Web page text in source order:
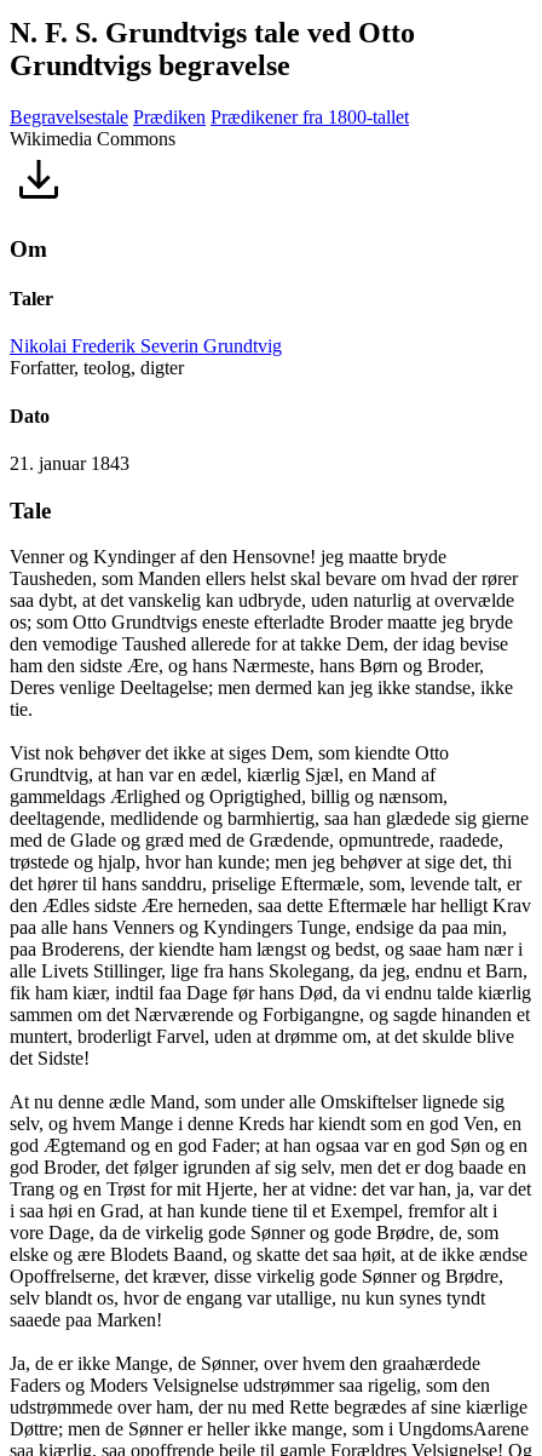
N. F. S. Grundtvigs tale ved Otto
Grundtvigs begravelse
Begravelsestale Prædiken Prædikener fra 1800-tallet
Wikimedia Commons
Om
Taler
Nikolai Frederik Severin Grundtvig
Forfatter, teolog, digter
Dato
21. januar 1843
Tale
Venner og Kyndinger af den Hensovne! jeg maatte bryde
Tausheden, som Manden ellers helst skal bevare om hvad der rører
saa dybt, at det vanskelig kan udbryde, uden naturlig at overvælde
os; som Otto Grundtvigs eneste efterladte Broder maatte jeg bryde
den vemodige Taushed allerede for at takke Dem, der idag bevise
ham den sidste Ære, og hans Nærmeste, hans Børn og Broder,
Deres venlige Deeltagelse; men dermed kan jeg ikke standse, ikke
tie.
Vist nok behøver det ikke at siges Dem, som kiendte Otto
Grundtvig, at han var en ædel, kiærlig Sjæl, en Mand af
gammeldags Ærlighed og Oprigtighed, billig og nænsom,
deeltagende, medlidende og barmhiertig, saa han glædede sig gierne
med de Glade og græd med de Grædende, opmuntrede, raadede,
trøstede og hjalp, hvor han kunde; men jeg behøver at sige det, thi
det hører til hans sanddru, priselige Eftermæle, som, levende talt, er
den Ædles sidste Ære herneden, saa dette Eftermæle har helligt Krav
paa alle hans Venners og Kyndingers Tunge, endsige da paa min,
paa Broderens, der kiendte ham længst og bedst, og saae ham nær i
alle Livets Stillinger, lige fra hans Skolegang, da jeg, endnu et Barn,
fik ham kiær, indtil faa Dage før hans Død, da vi endnu talde kiærlig
sammen om det Nærværende og Forbigangne, og sagde hinanden et
muntert, broderligt Farvel, uden at drømme om, at det skulde blive
det Sidste!
At nu denne ædle Mand, som under alle Omskiftelser lignede sig
selv, og hvem Mange i denne Kreds har kiendt som en god Ven, en
god Ægtemand og en god Fader; at han ogsaa var en god Søn og en
god Broder, det følger igrunden af sig selv, men det er dog baade en
Trang og en Trøst for mit Hjerte, her at vidne: det var han, ja, var det
i saa høi en Grad, at han kunde tiene til et Exempel, fremfor alt i
vore Dage, da de virkelig gode Sønner og gode Brødre, de, som
elske og ære Blodets Baand, og skatte det saa høit, at de ikke ændse
Opoffrelserne, det kræver, disse virkelig gode Sønner og Brødre,
selv blandt os, hvor de engang var utallige, nu kun synes tyndt
saaede paa Marken!
Ja, de er ikke Mange, de Sønner, over hvem den graahærdede
Faders og Moders Velsignelse udstrømmer saa rigelig, som den
udstrømmede over ham, der nu med Rette begrædes af sine kiærlige
Døttre; men de Sønner er heller ikke mange, som i UngdomsAarene
saa kiærlig, saa opoffrende beile til gamle Forældres Velsignelse! Og